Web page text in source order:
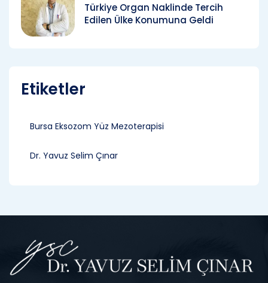
Türkiye Organ Naklinde Tercih
Edilen Ülke Konumuna Geldi
Etiketler
Bursa Eksozom Yüz Mezoterapisi
Dr. Yavuz Selim Çınar